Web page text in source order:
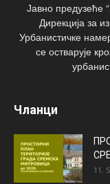
Јавно предузеће
Дирекција за
Урбанистичке
се остварује
Чланци
11.